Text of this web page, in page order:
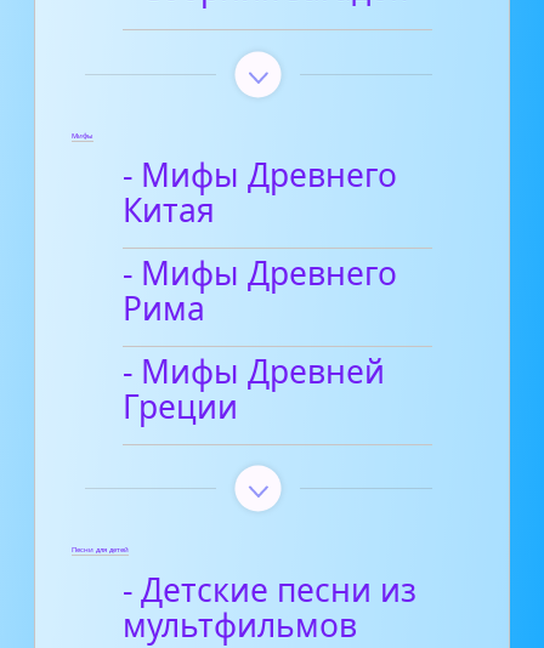
Мифы
- Мифы Древнего
Китая
- Мифы Древнего
Рима
- Мифы Древней
Греции
Песни для детей
- Детские песни из
мультфильмов